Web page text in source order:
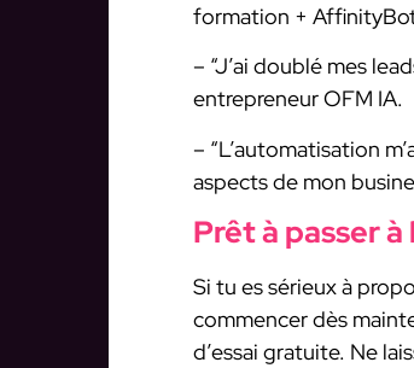
formation +
– “J’ai doublé mes
entrepreneur OFM IA.
– “L’automatisation
aspects de mon
Prêt à passer à
Si tu es sérieux à
commencer dès
d’essai gratuite. Ne